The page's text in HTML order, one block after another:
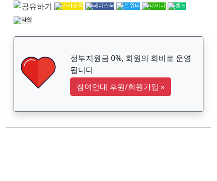
정부지원금 0%, 회원의 회비로 운영
됩니다
참여연대 후원/회원가입 »